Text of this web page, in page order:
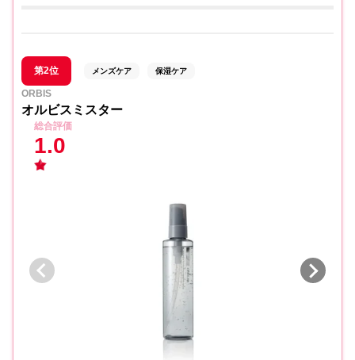
第2位 メンズケア 保湿ケア
ORBIS
オルビスミスター
総合評価
1.0